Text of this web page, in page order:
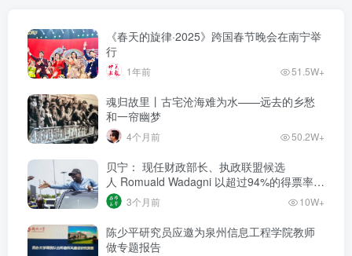
《春天的旋律·2025》跨国春节晚会在南宁举
行
1年前 51.5W+
魂归故里丨古宅沧海难为水——远去的乡愁
和一帘幽梦
4个月前 50.2W+
贝宁： 现任财政部长、执政联盟候选
人‌ Romuald Wadagni 以超过94%的得票率当
选新任总统‌
3个月前 10W+
陈少平研究员应邀为泉州信息工程学院教师
做专题报告